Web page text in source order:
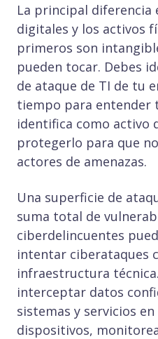
La principal diferencia
digitales y los activos
primeros son
pueden tocar. Debes
de ataque de TI de tu
tiempo para entender
identifica como activo
protegerlo para que
actores de amenazas.
Una superficie de
suma total de
ciberdelincuentes
intentar ciberataques
infraestructura
interceptar datos
sistemas y servicios
dispositivos,